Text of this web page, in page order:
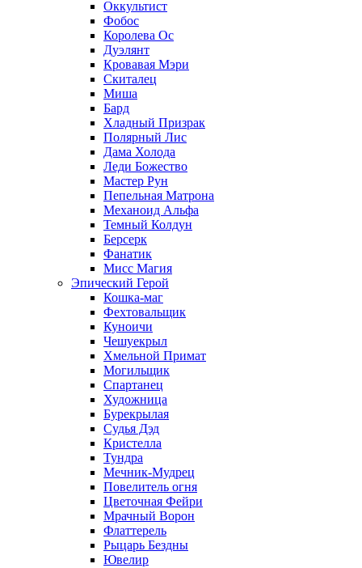
Оккультист
Фобос
Королева Ос
Дуэлянт
Кровавая Мэри
Скиталец
Миша
Бард
Хладный Призрак
Полярный Лис
Дама Холода
Леди Божество
Мастер Рун
Пепельная Матрона
Механоид Альфа
Темный Колдун
Берсерк
Фанатик
Мисс Магия
Эпический Герой
Кошка-маг
Фехтовальщик
Куноичи
Чешуекрыл
Хмельной Примат
Могильщик
Спартанец
Художница
Бурекрылая
Судья Дэд
Кристелла
Тундра
Мечник-Мудрец
Повелитель огня
Цветочная Фейри
Мрачный Ворон
Флаттерель
Рыцарь Бездны
Ювелир